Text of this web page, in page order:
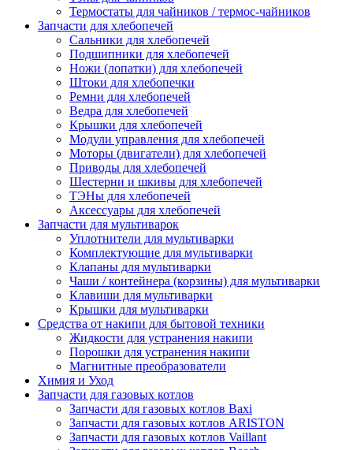
Термостаты для чайников / термос-чайников
Запчасти для хлебопечей
Сальники для хлебопечей
Подшипники для хлебопечей
Ножи (лопатки) для хлебопечей
Штоки для хлебопечки
Ремни для хлебопечей
Ведра для хлебопечей
Крышки для хлебопечей
Модули управления для хлебопечей
Моторы (двигатели) для хлебопечей
Приводы для хлебопечей
Шестерни и шкивы для хлебопечей
ТЭНы для хлебопечей
Аксессуары для хлебопечей
Запчасти для мультиварок
Уплотнители для мультиварки
Комплектующие для мультиварки
Клапаны для мультиварки
Чаши / контейнера (корзины) для мультиварки
Клавиши для мультиварки
Крышки для мультиварки
Средства от накипи для бытовой техники
Жидкости для устранения накипи
Порошки для устранения накипи
Магнитные преобразователи
Химия и Уход
Запчасти для газовых котлов
Запчасти для газовых котлов Baxi
Запчасти для газовых котлов ARISTON
Запчасти для газовых котлов Vaillant